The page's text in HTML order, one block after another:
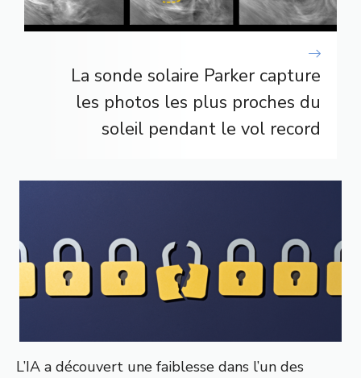
La sonde solaire Parker capture
les photos les plus proches du
soleil pendant le vol record
L’IA a découvert une faiblesse dans l’un des